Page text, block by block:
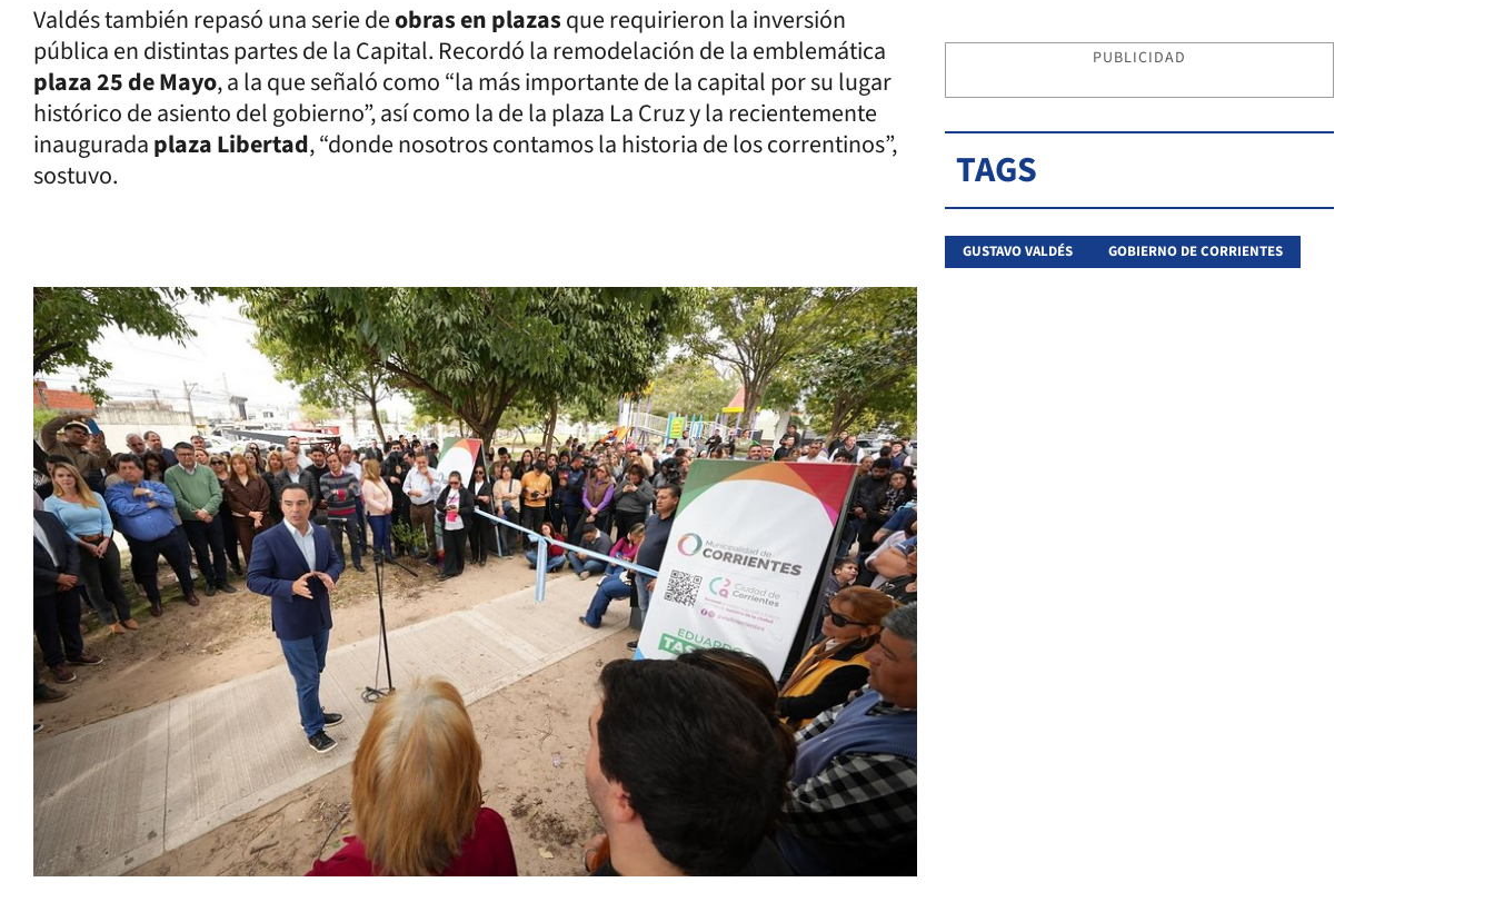
Valdés también repasó una serie deobras en plazasque requirieron la inversión
pública en distintas partes de la Capital. Recordó la remodelación de la emblemática
plaza 25 de Mayo, a la que señaló como “la más importante de la capital por su lugar
histórico de asiento del gobierno”, así como la de la plaza La Cruz y la recientemente
inauguradaplaza Libertad, “donde nosotros contamos la historia de los correntinos”,
sostuvo.
PUBLICIDAD
TAGS
GUSTAVO VALDÉS GOBIERNO DE CORRIENTES